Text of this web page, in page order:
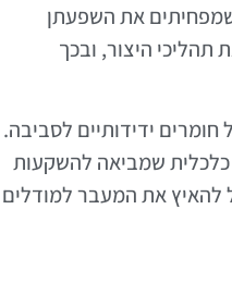
שמפחיתים את השפעתן
היצור, ובכך
ידידותיים לסביבה.
כלכלית שמביאה להשקעות
להאיץ את המעבר למודלים